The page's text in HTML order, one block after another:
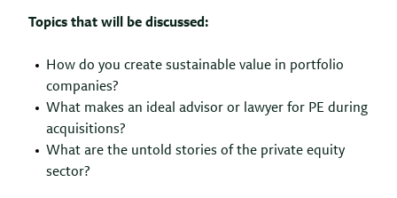
Topics that will be discussed:
How do you create sustainable value in portfolio
companies?
What makes an ideal advisor or lawyer for PE during
acquisitions?
What are the untold stories of the private equity
sector?